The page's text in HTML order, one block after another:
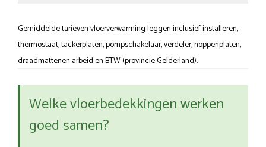
Gemiddelde tarieven vloerverwarming leggen inclusief installeren,
thermostaat, tackerplaten, pompschakelaar, verdeler, noppenplaten,
draadmattenen arbeid en BTW (provincie Gelderland).
Welke vloerbedekkingen werken
goed samen?